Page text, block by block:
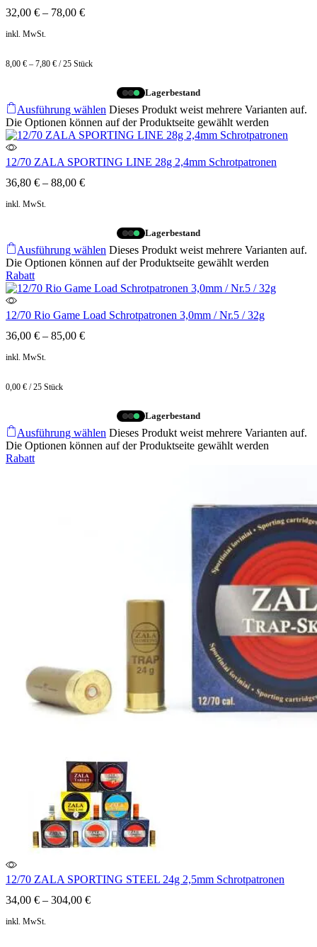
32,00 € – 78,00 €
inkl. MwSt.
8,00 € – 7,80 € /25 Stück
Lagerbestand
Ausführung wählen Dieses Produkt weist mehrere Varianten auf.
Die Optionen können auf der Produktseite gewählt werden
12/70 ZALA SPORTING LINE 28g 2,4mm Schrotpatronen
36,80 € – 88,00 €
inkl. MwSt.
Lagerbestand
Ausführung wählen Dieses Produkt weist mehrere Varianten auf.
Die Optionen können auf der Produktseite gewählt werden
Rabatt
12/70 Rio Game Load Schrotpatronen 3,0mm / Nr.5 / 32g
36,00 € – 85,00 €
inkl. MwSt.
0,00 € /25 Stück
Lagerbestand
Ausführung wählen Dieses Produkt weist mehrere Varianten auf.
Die Optionen können auf der Produktseite gewählt werden
Rabatt
12/70 ZALA SPORTING STEEL 24g 2,5mm Schrotpatronen
34,00 € – 304,00 €
inkl. MwSt.